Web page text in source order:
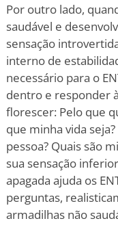
Por outro lado,
saudável e
sensação
interno de
necessário para o
dentro e responder
florescer: Pelo que
que minha vida
pessoa? Quais são
sua sensação
apagada ajuda os
perguntas,
armadilhas não